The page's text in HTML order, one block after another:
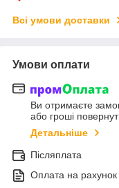
Всі умови доставки
Умови оплати
Ви отримаєте
або гроші
Детальніше
Післяплата
Оплата на рахунок